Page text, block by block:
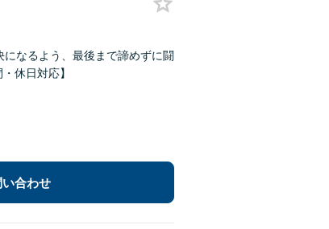
なるよう、最後まで諦めずに闘
休日対応】
い合わせ